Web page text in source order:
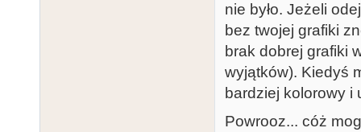
nie było. Jeżeli
bez twojej grafiki
brak dobrej grafiki
wyjątków). Kiedyś
bardziej kolorowy i
Powrooz... cóż